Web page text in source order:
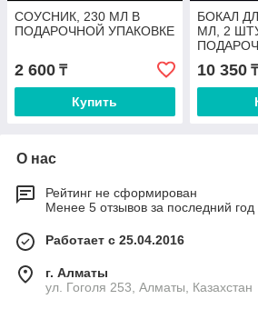
СОУСНИК, 230 МЛ В
ПОДАРОЧНОЙ УПАКОВКЕ
2 600 ₸
Купить
БОКАЛ
МЛ, 2
10 350₸
О нас
Рейтинг не сформирован
Менее 5 отзывов за последний год
Работает с 25.04.2016
г. Алматы
ул. Гоголя 253, Алматы, Казахстан